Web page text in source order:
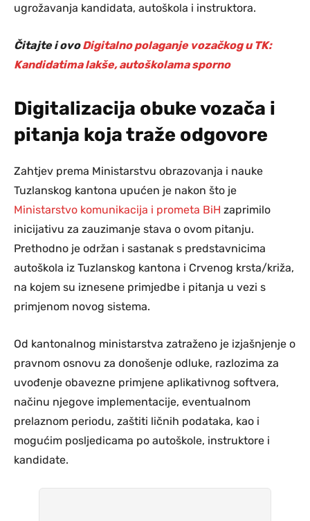
ugrožavanja kandidata, autoškola i instruktora.
Čitajte i ovoDigitalno polaganje vozačkog u TK:
Kandidatima lakše, autoškolama sporno
Digitalizacija obuke vozača i
pitanja koja traže odgovore
Zahtjev prema Ministarstvu obrazovanja i nauke
Tuzlanskog kantona upućen je nakon što je
Ministarstvo komunikacija i prometa BiH zaprimilo
inicijativu za zauzimanje stava o ovom pitanju.
Prethodno je održan i sastanak s predstavnicima
autoškola iz Tuzlanskog kantona i Crvenog krsta/križa,
na kojem su iznesene primjedbe i pitanja u vezi s
primjenom novog sistema.
Od kantonalnog ministarstva zatraženo je izjašnjenje o
pravnom osnovu za donošenje odluke, razlozima za
uvođenje obavezne primjene aplikativnog softvera,
načinu njegove implementacije, eventualnom
prelaznom periodu, zaštiti ličnih podataka, kao i
mogućim posljedicama po autoškole, instruktore i
kandidate.